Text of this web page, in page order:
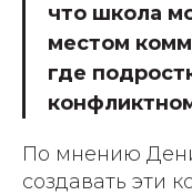
что школа
местом
где
По мнению
создавать эти